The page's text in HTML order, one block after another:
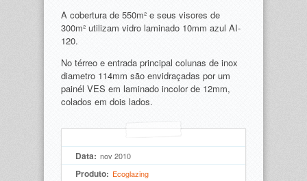
A cobertura de 550m² e seus visores de
300m² utilizam vidro laminado 10mm azul AI-
120.
No térreo e entrada principal colunas de inox
diametro 114mm são envidraçadas por um
painél VES em laminado incolor de 12mm,
colados em dois lados.
Data: nov 2010
Produto: Ecoglazing